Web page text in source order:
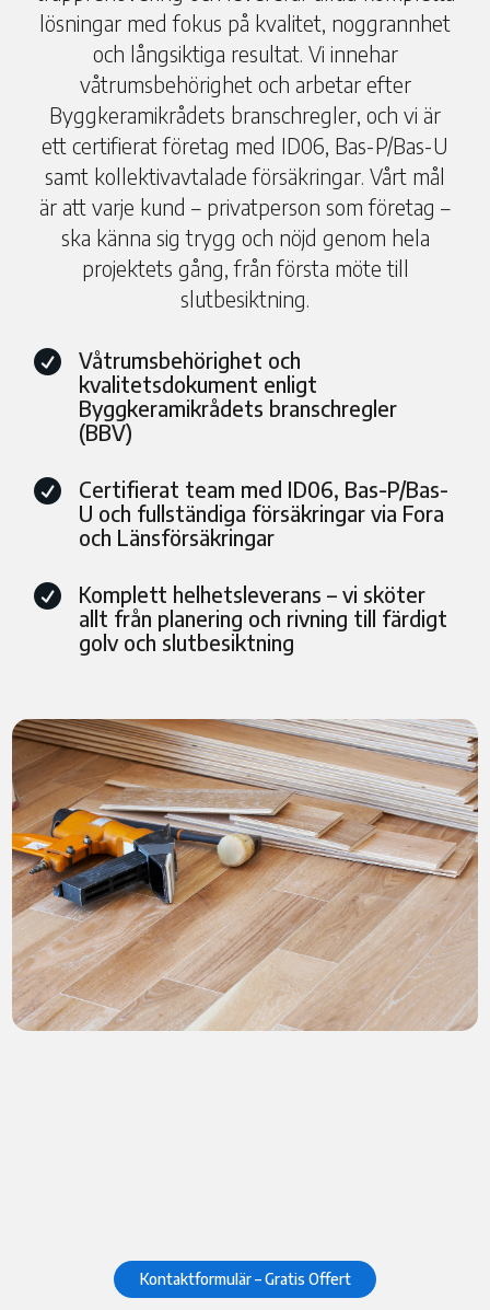
lösningar med fokus på kvalitet, noggrannhet
och långsiktiga resultat. Vi innehar
våtrumsbehörighet och arbetar efter
Byggkeramikrådets branschregler, och vi är
ett certifierat företag med ID06, Bas-P/Bas-U
samt kollektivavtalade försäkringar. Vårt mål
är att varje kund – privatperson som företag –
ska känna sig trygg och nöjd genom hela
projektets gång, från första möte till
slutbesiktning.

Våtrumsbehörighet och
kvalitetsdokument enligt
Byggkeramikrådets branschregler
(BBV)

Certifierat team med ID06, Bas-P/Bas-
U och fullständiga försäkringar via Fora
och Länsförsäkringar

Komplett helhetsleverans – vi sköter
allt från planering och rivning till färdigt
golv och slutbesiktning
Kontaktformulär – Gratis Offert